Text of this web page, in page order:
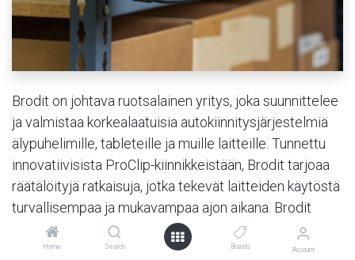
Home Search Brands Account
Brodit on johtava ruotsalainen yritys, joka suunnittelee
ja valmistaa korkealaatuisia autokiinnitysjärjestelmiä
älypuhelimille, tableteille ja muille laitteille. Tunnettu
innovatiivisista ProClip-kiinnikkeistään, Brodit tarjoaa
räätälöityjä ratkaisuja, jotka tekevät laitteiden käytöstä
turvallisempaa ja mukavampaa ajon aikana. Brodit
yhdistää käytännöllisyyden ja tyylikkyyden, varmistaen
optimaalisen käyttökokemuksen.